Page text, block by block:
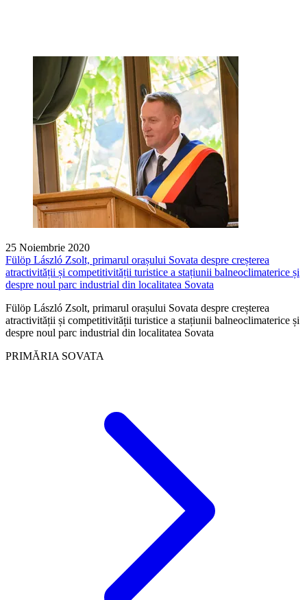
25 Noiembrie 2020
Fülöp László Zsolt, primarul orașului Sovata despre creșterea
atractivității și competitivității turistice a stațiunii balneoclimaterice și
despre noul parc industrial din localitatea Sovata
Fülöp László Zsolt, primarul orașului Sovata despre creșterea
atractivității și competitivității turistice a stațiunii balneoclimaterice și
despre noul parc industrial din localitatea Sovata
PRIMĂRIA SOVATA